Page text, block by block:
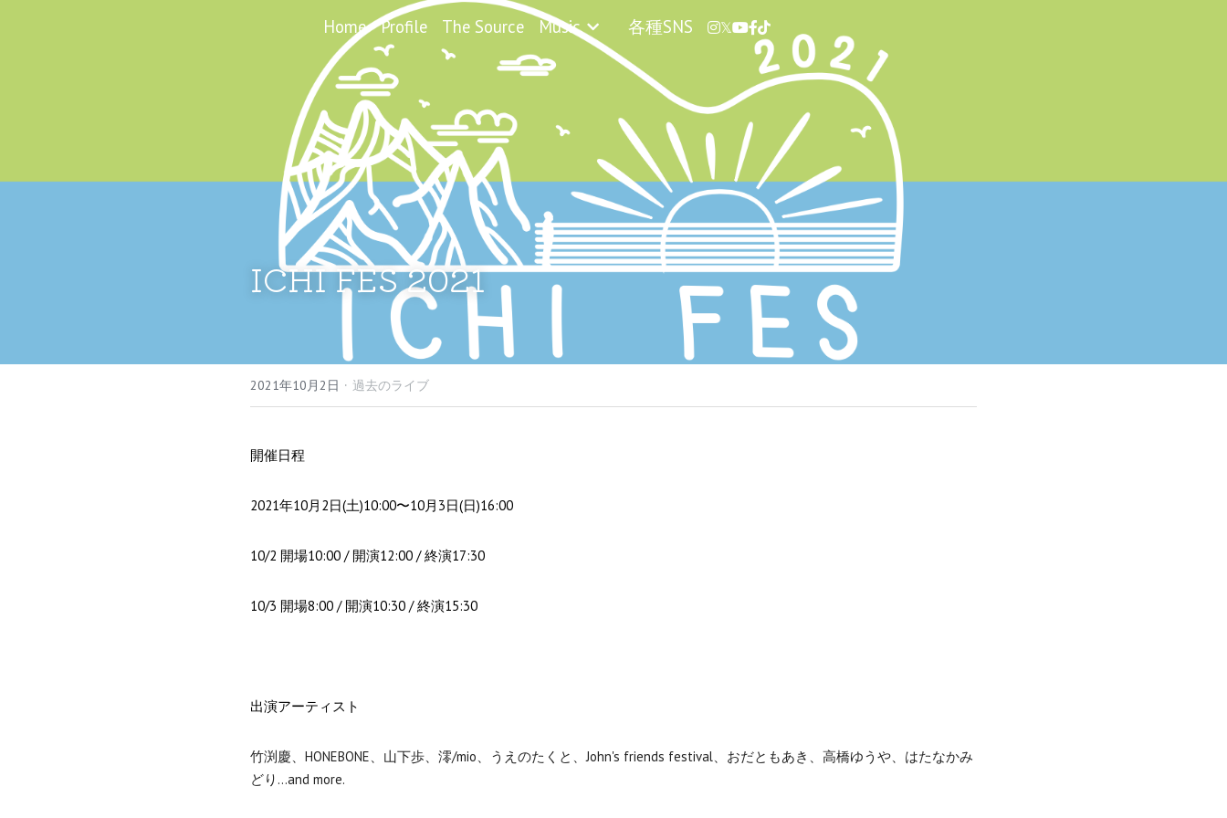
Home Profile The Source Music 各種SNS
ICHI FES 2021
2021年10月2日 · 過去のライブ
開催日程
2021年10月2日(土)10:00〜10月3日(日)16:00
10/2 開場10:00 / 開演12:00 / 終演17:30
10/3 開場8:00 / 開演10:30 / 終演15:30
出演アーティスト
竹渕慶、HONEBONE、山下歩、澪/mio、うえのたくと、John's friends festival、おだともあき、高橋ゆうや、はたなかみ
どり…and more.